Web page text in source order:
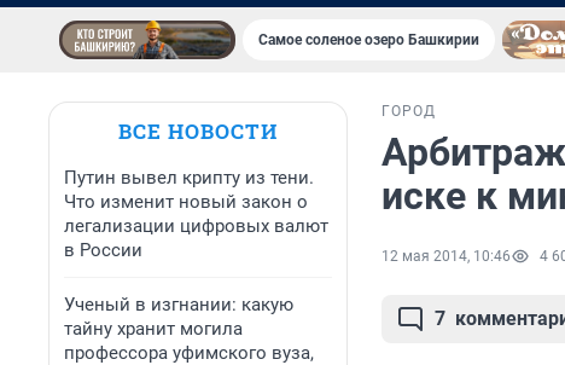
Самое соленое озеро Башкирии
ВСЕ НОВОСТИ
Путин вывел крипту из тени.
Что изменит новый закон о
легализации цифровых валют
в России
Ученый в изгнании: какую
тайну хранит могила
профессора уфимского вуза,
ГОРОД
иске к
12 мая 2014, 10:46 4
7